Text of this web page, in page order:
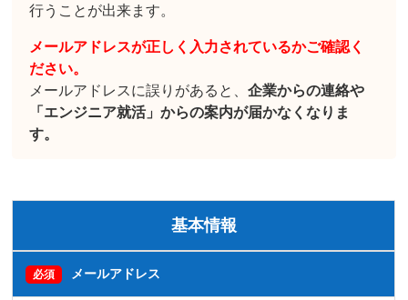
行うことが出来ます。
メールアドレスが正しく入力されているかご確認く
ださい。
メールアドレスに誤りがあると、企業からの連絡や
「エンジニア就活」からの案内が届かなくなりま
す。
基本情報
必須 メールアドレス